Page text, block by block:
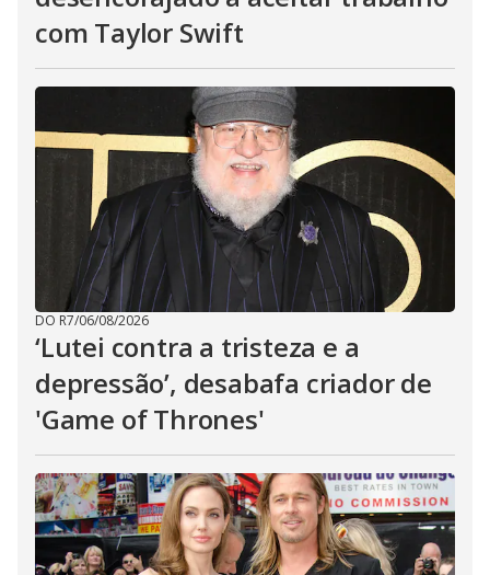
com Taylor Swift
DO R7/06/08/2026
‘Lutei contra a tristeza e a
depressão’, desabafa criador de
'Game of Thrones'